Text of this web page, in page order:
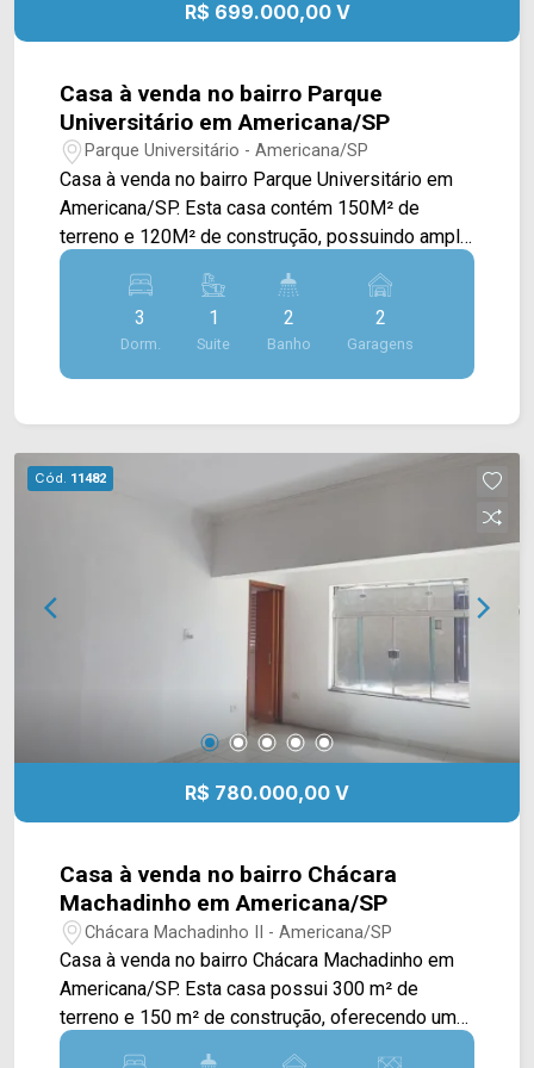
Telefone: (19) 3475-4546 ARBIX IMÓVEIS -
R$ 699.000,00 V
Casa à venda no bairro Parque
Universitário em Americana/SP
Parque Universitário - Americana/SP
Casa à venda no bairro Parque Universitário em
Americana/SP. Esta casa contém 150M² de
terreno e 120M² de construção, possuindo ampla
sala de estar e de jantar integradas a cozinha em
conceito aberto, com cooktop e bancada, espaço
gourmet com churrasqueira e área de serviço
coberta. > 03 quartos, sendo 01 suíte; > 02
banheiros, sendo 01 social; > 02 vagas de
próximo à Av. de Cillo, Av. Giaconda Cibin e Rod.
Luiz de Queiroz. Esta região conta com Sesi,
equipe da Arbix Imóveis e agende a sua visita!!
WhatsApp e Telefone: (19) 3475-4546 ARBIX
IMÓVEIS - Presente em cada mudança!
3
Dorm.
1
Suite
2
Banho
2
Garagens
Cód. 11482
R$ 780.000,00 V
Casa à venda no bairro Chácara
Machadinho em Americana/SP
Chácara Machadinho II - Americana/SP
Casa à venda no bairro Chácara Machadinho em
Americana/SP. Esta casa possui 300 m² de
terreno e 150 m² de construção, oferecendo um
excelente equilíbrio entre espaço, conforto e